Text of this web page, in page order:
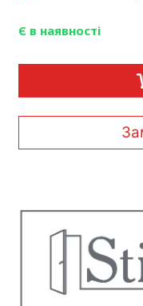
Є в наявності